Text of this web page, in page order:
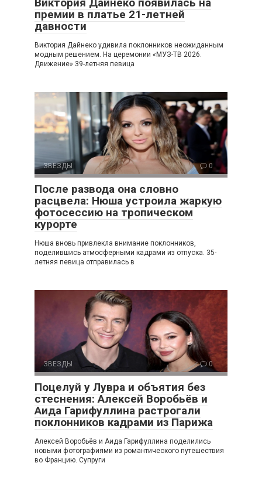
Виктория Дайнеко появилась на
премии в платье 21-летней
давности
Виктория Дайнеко удивила поклонников неожиданным
модным решением. На церемонии «МУЗ-ТВ 2026.
Движение» 39-летняя певица
ЗВЕЗДЫ 0
После развода она словно
расцвела: Нюша устроила жаркую
фотосессию на тропическом
курорте
Нюша вновь привлекла внимание поклонников,
поделившись атмосферными кадрами из отпуска. 35-
летняя певица отправилась в
ЗВЕЗДЫ 0
Поцелуй у Лувра и объятия без
стеснения: Алексей Воробьёв и
Аида Гарифуллина растрогали
поклонников кадрами из Парижа
Алексей Воробьёв и Аида Гарифуллина поделились
новыми фотографиями из романтического путешествия
во Францию. Супруги